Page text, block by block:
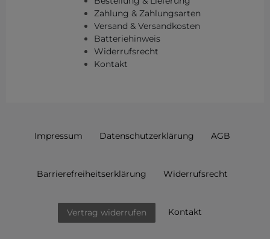
Zahlung & Zahlungsarten
Versand & Versandkosten
Batteriehinweis
Widerrufsrecht
Kontakt
Impressum Daten­schutz­erklärung AGB
Barrierefreiheitserklärung Widerrufs­recht
Vertrag widerrufen Kontakt